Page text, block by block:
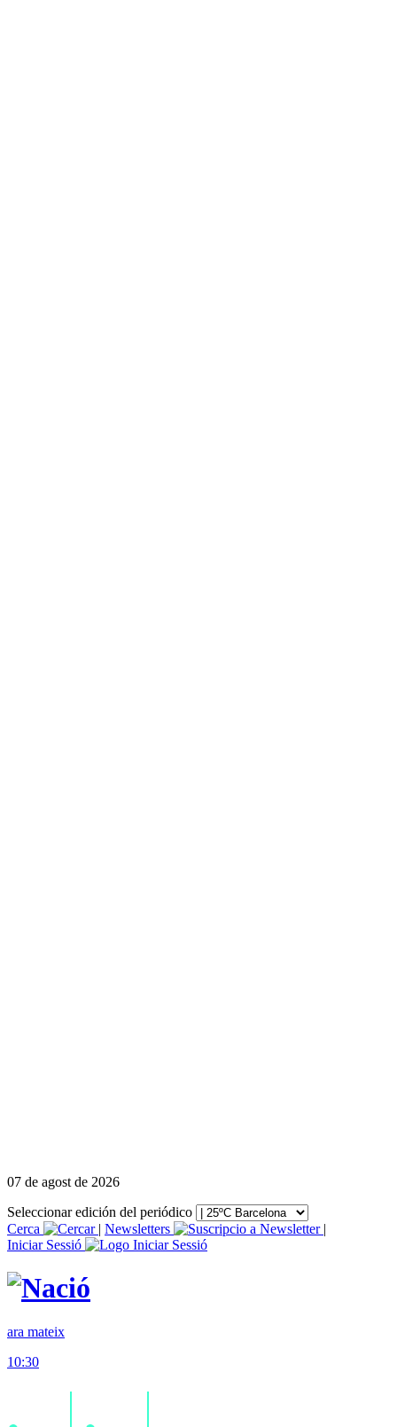
07 de agost de 2026
Seleccionar edición del periódico
Cerca
| Newsletters
|
Iniciar Sessió
ara mateix
10:30